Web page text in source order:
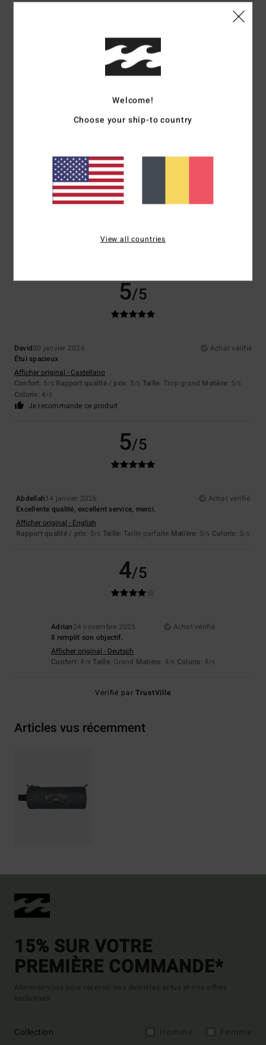
Coloris
4.5
1 juillet 2026
5/5
David30 janvier 2026
Achat vérifié
Étui spacieux
Afficher original - Castellano
Confort: 5/5 Rapport qualité / prix: 5/5 Taille: Trop grand Matière: 5/5
Coloris: 4/5
Je recommande ce produit
5/5
Abdellah14 janvier 2026
Achat vérifié
Excellente qualité, excellent service, merci.
Afficher original - English
Rapport qualité / prix: 5/5 Taille: Taille parfaite Matière: 5/5 Coloris: 5/5
4/5
Adrian24 novembre 2025
Achat vérifié
Il remplit son objectif.
Afficher original - Deutsch
Confort: 4 /5 Taille: Grand Matière: 4/5 Coloris: 4/5
Vérifié parTrustVille
Articles vus récemment
15% SUR VOTRE
PREMIÈRE COMMANDE*
Abonnez-vous pour recevoir nos dernières actus et nos offres
exclusives.
Collection
Welcome!
Choose your ship-to country
View all countries